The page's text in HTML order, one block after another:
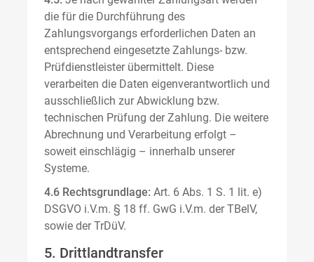
die für die Durchführung des
Zahlungsvorgangs erforderlichen Daten an
entsprechend eingesetzte Zahlungs- bzw.
Prüfdienstleister übermittelt. Diese
verarbeiten die Daten eigenverantwortlich und
ausschließlich zur Abwicklung bzw.
technischen Prüfung der Zahlung. Die weitere
Abrechnung und Verarbeitung erfolgt –
soweit einschlägig – innerhalb unserer
Systeme.
4.6 Rechtsgrundlage: Art. 6 Abs. 1 S. 1 lit. e)
DSGVO i.V.m. § 18 ff. GwG i.V.m. der TBelV,
sowie der TrDüV.
5. Drittlandtransfer